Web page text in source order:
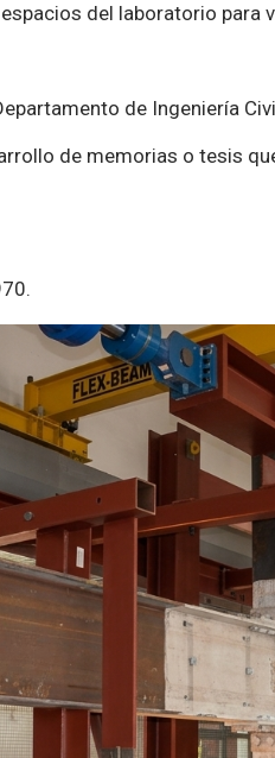
del laboratorio
de Ingeniería
de memorias o tesis